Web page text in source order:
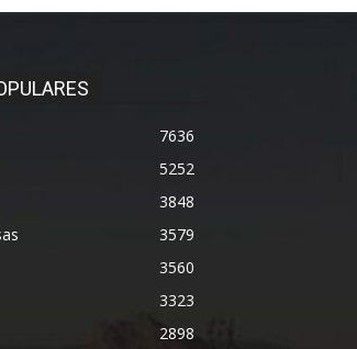
7636
5252
3848
3579
3560
3323
2898